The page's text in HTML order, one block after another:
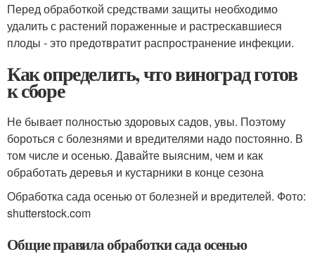
Перед обработкой средствами защиты необходимо
удалить с растений пораженные и растрескавшиеся
плоды - это предотвратит распространение инфекции.
Как определить, что виноград готов
к сборе
Не бывает полностью здоровых садов, увы. Поэтому
бороться с болезнями и вредителями надо постоянно. В
том числе и осенью. Давайте выясним, чем и как
обработать деревья и кустарники в конце сезона
Обработка сада осенью от болезней и вредителей. Фото:
shutterstock.com
Общие правила обработки сада осенью